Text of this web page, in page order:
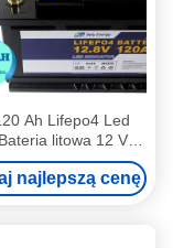
Ah Lifepo4 Led
litowa 12 V
o głębokim cyklu
najlepszą cenę